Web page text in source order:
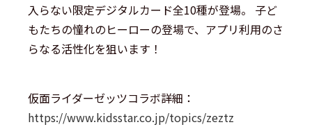
入らない限定デジタルカード全10種が登場。 子ど
もたちの憧れのヒーローの登場で、アプリ利用のさ
らなる活性化を狙います！
仮面ライダーゼッツコラボ詳細：
https://www.kidsstar.co.jp/topics/zeztz